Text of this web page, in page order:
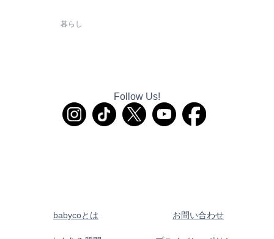
暮らし
Follow Us!
babycoとは お問い合わせ